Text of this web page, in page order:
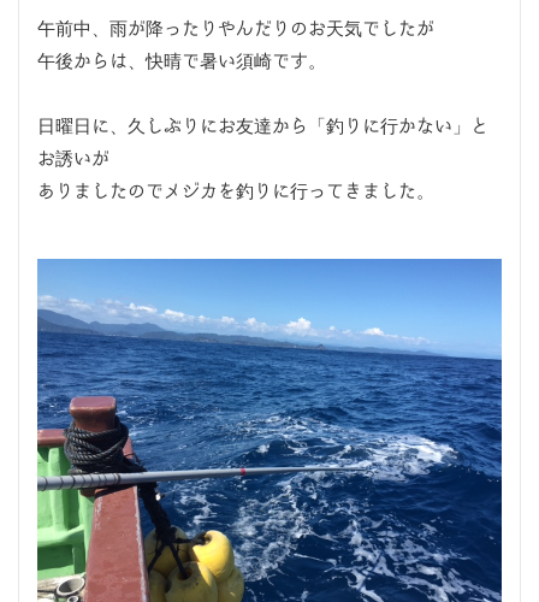
午前中、雨が降ったりやんだりのお天気でしたが
午後からは、快晴で暑い須崎です。
日曜日に、久しぶりにお友達から「釣りに行かない」と
お誘いが
ありましたのでメジカを釣りに行ってきました。